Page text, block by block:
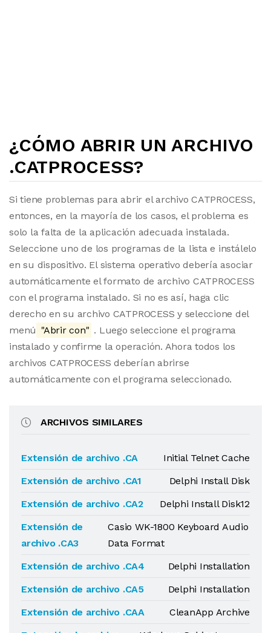
¿CÓMO ABRIR UN ARCHIVO
.CATPROCESS?
Si tiene problemas para abrir el archivo CATPROCESS,
entonces, en la mayoría de los casos, el problema es
solo la falta de la aplicación adecuada instalada.
Seleccione uno de los programas de la lista e instálelo
en su dispositivo. El sistema operativo debería asociar
automáticamente el formato de archivo CATPROCESS
con el programa instalado. Si no es así, haga clic
derecho en su archivo CATPROCESS y seleccione del
menú "Abrir con" . Luego seleccione el programa
instalado y confirme la operación. Ahora todos los
archivos CATPROCESS deberían abrirse
automáticamente con el programa seleccionado.
ARCHIVOS SIMILARES
Extensión de archivo .CA
Initial Telnet Cache
Extensión de archivo .CA1
Delphi Install Disk
Extensión de archivo .CA2
Delphi Install Disk12
Extensión de
archivo .CA3
Casio WK-1800 Keyboard Audio
Data Format
Extensión de archivo .CA4
Delphi Installation
Extensión de archivo .CA5
Delphi Installation
Extensión de archivo .CAA
CleanApp Archive